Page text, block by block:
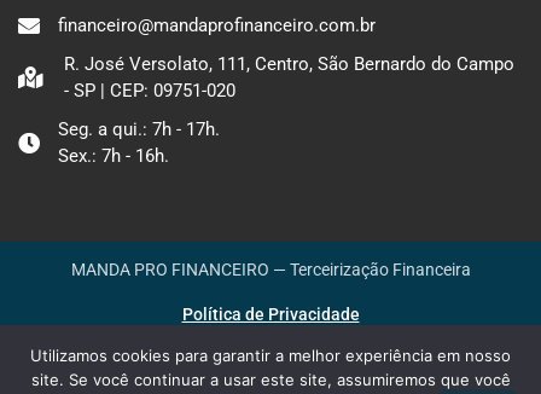
financeiro@mandaprofinanceiro.com.br
R. José Versolato, 111, Centro, São Bernardo do Campo
- SP | CEP: 09751-020
Seg. a qui.: 7h - 17h.
Sex.: 7h - 16h.
MANDA PRO FINANCEIRO — Terceirização Financeira
Política de Privacidade
Site para Contabilidade — Feito com 🤍 peloGRUPO
Utilizamos cookies para garantir a melhor experiência em nosso
site. Se você continuar a usar este site, assumiremos que você